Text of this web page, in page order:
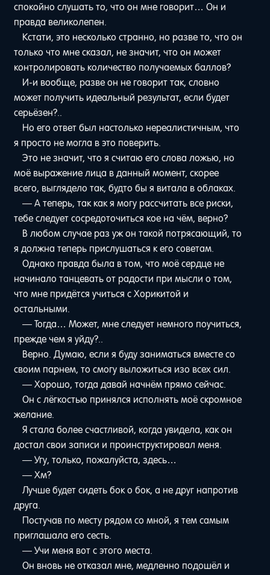
спокойно слушать то, что он мне говорит… Он и
правда великолепен.
Кстати, это несколько странно, но разве то, что он
только что мне сказал, не значит, что он может
контролировать количество получаемых баллов?
И-и вообще, разве он не говорит так, словно
может получить идеальный результат, если будет
серьёзен?..
Но его ответ был настолько нереалистичным, что
я просто не могла в это поверить.
Это не значит, что я считаю его слова ложью, но
моё выражение лица в данный момент, скорее
всего, выглядело так, будто бы я витала в облаках.
— А теперь, так как я могу рассчитать все риски,
тебе следует сосредоточиться кое на чём, верно?
В любом случае раз уж он такой потрясающий, то
я должна теперь прислушаться к его советам.
Однако правда была в том, что моё сердце не
начинало танцевать от радости при мысли о том,
что мне придётся учиться с Хорикитой и
остальными.
— Тогда… Может, мне следует немного поучиться,
прежде чем я уйду?..
Верно. Думаю, если я буду заниматься вместе со
своим парнем, то смогу выложиться изо всех сил.
— Хорошо, тогда давай начнём прямо сейчас.
Он с лёгкостью принялся исполнять моё скромное
желание.
Я стала более счастливой, когда увидела, как он
достал свои записи и проинструктировал меня.
— Угу, только, пожалуйста, здесь…
— Хм?
Лучше будет сидеть бок о бок, а не друг напротив
друга.
Постучав по месту рядом со мной, я тем самым
приглашала его сесть.
— Учи меня вот с этого места.
Он вновь не отказал мне, медленно подошёл и